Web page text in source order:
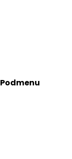
Podmenu